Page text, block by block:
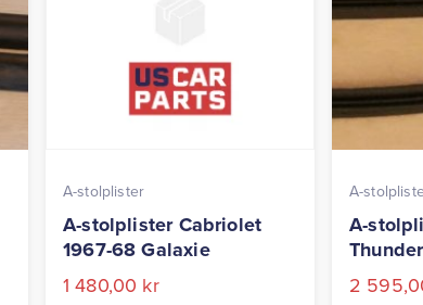
A-stolplister
A-stolplister Cabriolet
1967-68 Galaxie
1 480,00 kr
A-
A-
2